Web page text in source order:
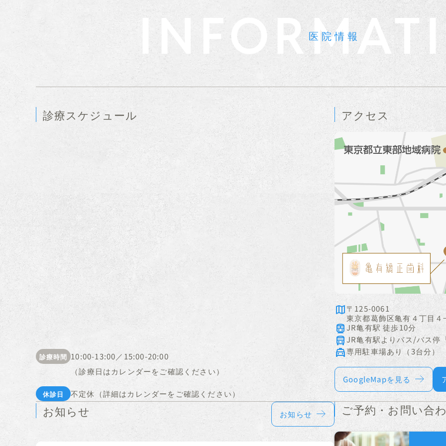
医院情報
診療スケジュール
診療時間 10:00-13:00／15:00-20:00
（診療日はカレンダーをご確認ください）
休診日 不定休（詳細はカレンダーをご確認ください）
アクセス
〒125-0061
東京都葛飾区亀有４丁目
JR亀有駅 徒歩10分
JR亀有駅よりバス/バス停
専用駐車場あり （3台分）
GoogleMapを見る
お知らせ お知らせ ご予約・お問い合